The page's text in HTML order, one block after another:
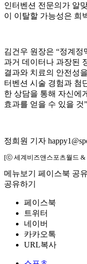
인터벤션 전문의가 알
이 이탈할 가능성은 희
김건우 원장은 “정계정
과거 데이터나 과장된
결과와 치료의 안전성
터벤션 시술 경험과 첨
한 상담을 통해 자신에
효과를 얻을 수 있을 것
정희원 기자
[ⓒ 세계비즈앤스포츠월드 &
메뉴보기 페이스북 공유
공유하기
페이스북
트위터
네이버
카카오톡
URL복사